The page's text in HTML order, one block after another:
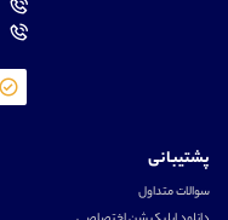
پشتیبانی
سوالات متداول